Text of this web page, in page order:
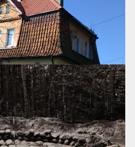
г.Светлогорск, ул.Гагарина, 5
столетия в поиске тех
и событий, которые история подарила
жизнь была неразрывно связана с
наследием Светлогорска.
ул.Станционная, 16